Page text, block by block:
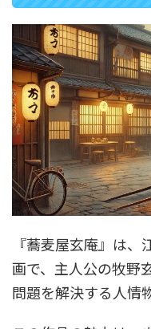
『蕎麦屋玄庵』は
画で、主人公の牧野
問題を解決する人情